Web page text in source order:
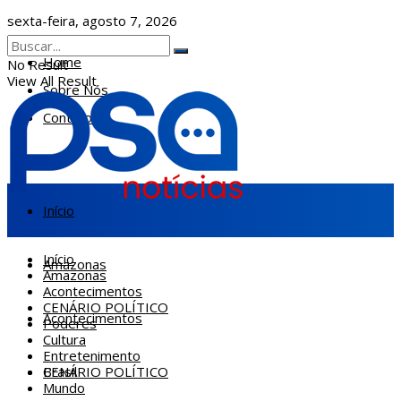
sexta-feira, agosto 7, 2026
Home
Sobre Nós
Contatos
No Result
View All Result
Início
Amazonas
Acontecimentos
CENÁRIO POLÍTICO
Início
Amazonas
Acontecimentos
CENÁRIO POLÍTICO
Poderes
Cultura
Entretenimento
Brasil
Mundo